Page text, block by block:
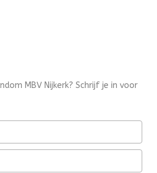
MBV Nijkerk? Schrijf je in voor